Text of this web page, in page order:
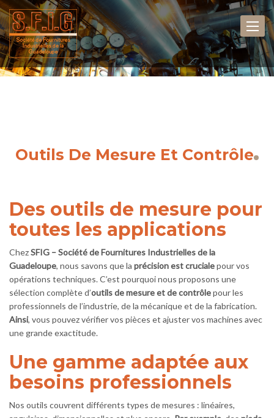
Outils De Mesure Et Contrôle
Des outils de mesure pour
toutes les applications
ChezSFIG – Société de Fournitures Industrielles de la
Guadeloupe, nous savons que la précision est crucialepour vos
opérations techniques. C’est pourquoi nous proposons une
sélection complète d’outils de mesure et de contrôlepour les
professionnels de l’industrie, de la mécanique et de la fabrication.
Ainsi, vous pouvez vérifier vos pièces et ajuster vos machines avec
une grande exactitude.
Une gamme adaptée aux
besoins professionnels
Nos outils couvrent différents types de mesures : linéaires,